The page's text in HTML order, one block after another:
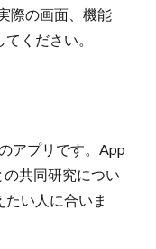
際の画面、機能
ください。
アプリです。App
共同研究につい
い人に合いま